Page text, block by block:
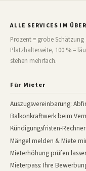
ALLE SERVICES IM
Prozent = grobe
Platzhalterseite, 100 % =
stehen mehrfach.
Für Mieter
Auszugsvereinbarung:
Balkonkraftwerk beim
Kündigungsfristen-Rechner
Mängel melden & Miete
Mieterhöhung prüfen
Mieterpass: Ihre